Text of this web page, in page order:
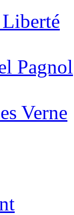
Pagnol
Verne